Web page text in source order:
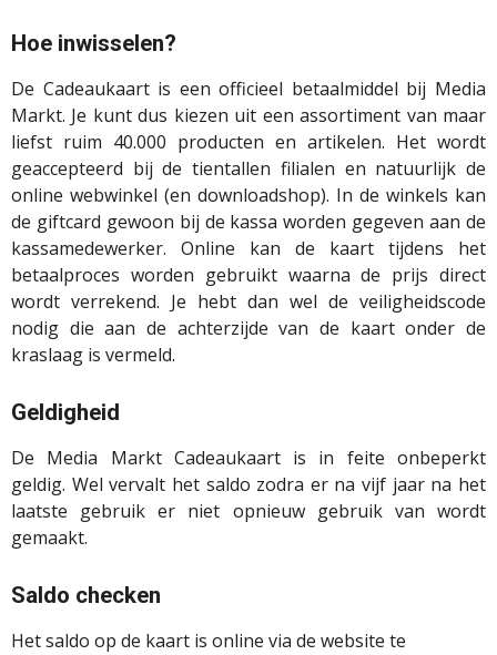
Hoe inwisselen?
De Cadeaukaart is een officieel betaalmiddel bij Media
Markt. Je kunt dus kiezen uit een assortiment van maar
liefst ruim 40.000 producten en artikelen. Het wordt
geaccepteerd bij de tientallen filialen en natuurlijk de
online webwinkel (en downloadshop). In de winkels kan
de giftcard gewoon bij de kassa worden gegeven aan de
kassamedewerker. Online kan de kaart tijdens het
betaalproces worden gebruikt waarna de prijs direct
wordt verrekend. Je hebt dan wel de veiligheidscode
nodig die aan de achterzijde van de kaart onder de
kraslaag is vermeld.
Geldigheid
De Media Markt Cadeaukaart is in feite onbeperkt
geldig. Wel vervalt het saldo zodra er na vijf jaar na het
laatste gebruik er niet opnieuw gebruik van wordt
gemaakt.
Saldo checken
Het saldo op de kaart is online via de website te